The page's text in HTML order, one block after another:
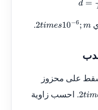
d =1
2times10− 6;m
.
على محزوز
2tim
. احسب زاوية